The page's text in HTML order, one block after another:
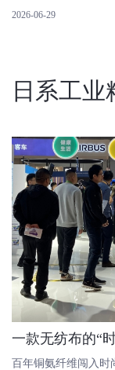
2026-06-29
日系工业
一款无纺布的“
百年铜氨纤维闯入时